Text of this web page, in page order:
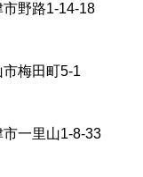
野路1-14-18
梅田町5-1
一里山1-8-33